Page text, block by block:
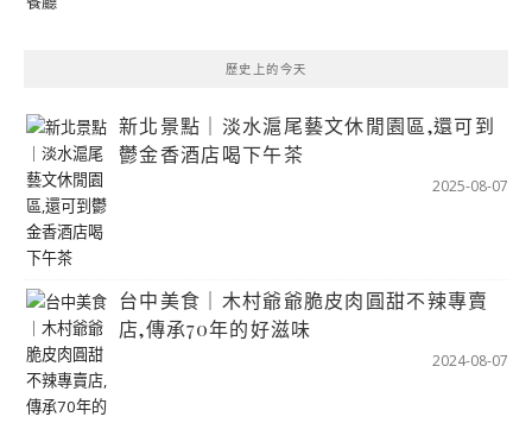
歷史上的今天
新北景點｜淡水滬尾藝文休閒園區,還可到
鬱金香酒店喝下午茶
2025-08-07
台中美食｜木村爺爺脆皮肉圓甜不辣專賣
店,傳承70年的好滋味
2024-08-07